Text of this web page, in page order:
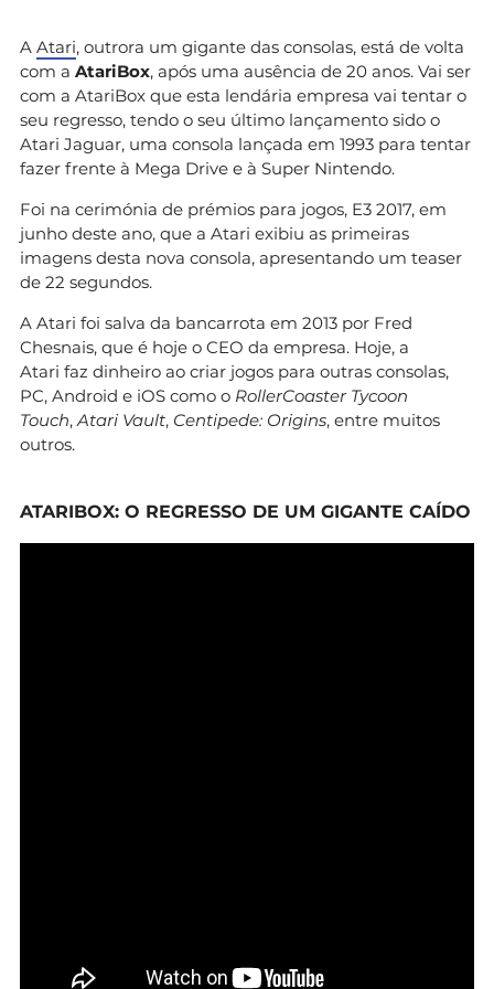
A Atari, outrora um gigante das consolas, está de volta
com a AtariBox, após uma ausência de 20 anos. Vai ser
com a AtariBox que esta lendária empresa vai tentar o
seu regresso, tendo o seu último lançamento sido o
Atari Jaguar, uma consola lançada em 1993 para tentar
fazer frente à Mega Drive e à Super Nintendo.
Foi na cerimónia de prémios para jogos, E3 2017, em
junho deste ano, que a Atari exibiu as primeiras
imagens desta nova consola, apresentando um teaser
de 22 segundos.
A Atari foi salva da bancarrota em 2013 por Fred
Chesnais, que é hoje o CEO da empresa. Hoje, a
Atari faz dinheiro ao criar jogos para outras consolas,
PC, Android e iOS como o RollerCoaster Tycoon
Touch, Atari Vault, Centipede: Origins, entre muitos
outros.
ATARIBOX: O REGRESSO DE UM GIGANTE CAÍDO